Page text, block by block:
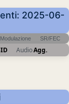
2025-06-
Modulazione SR/FEC
AudioAgg.